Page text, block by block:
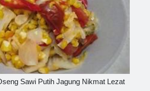
Sawi Putih Jagung Nikmat Lezat